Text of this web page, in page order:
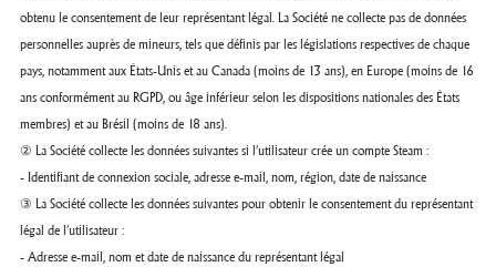
obtenu le consentement de leur représentant légal. La Société ne collecte pas de données
personnelles auprès de mineurs, tels que définis par les législations respectives de chaque
pays, notamment aux États-Unis et au Canada (moins de 13 ans), en Europe (moins de 16
ans conformément au RGPD, ou âge inférieur selon les dispositions nationales des États
membres) et au Brésil (moins de 18 ans).
② La Société collecte les données suivantes si l’utilisateur crée un compte Steam :
- Identifiant de connexion sociale, adresse e-mail, nom, région, date de naissance
③ La Société collecte les données suivantes pour obtenir le consentement du représentant
légal de l’utilisateur :
- Adresse e-mail, nom et date de naissance du représentant légal